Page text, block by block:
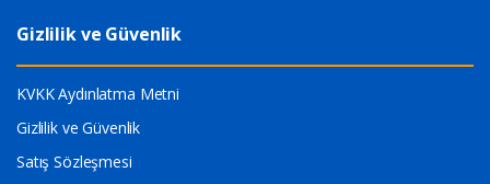
Gizlilik ve Güvenlik
KVKK Aydınlatma Metni
Gizlilik ve Güvenlik
Satış Sözleşmesi